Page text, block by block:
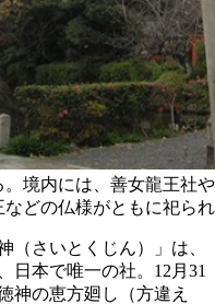
境内には、善女龍王社
どの仏様がともに祀ら
（さいとくじん）」は、
日本で唯一の社。12月31
神の恵方廻し（方違え